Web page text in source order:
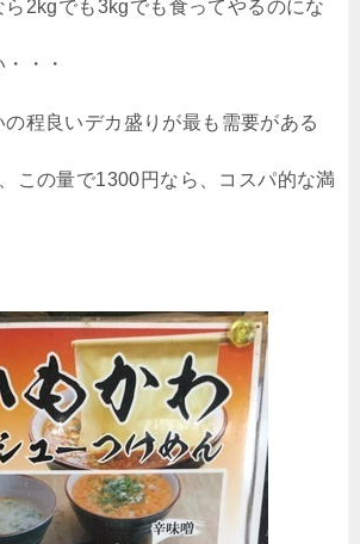
2kgでも3kgでも食ってやるのにな
・・
程良いデカ盛りが最も需要がある
この量で1300円なら、コスパ的な満